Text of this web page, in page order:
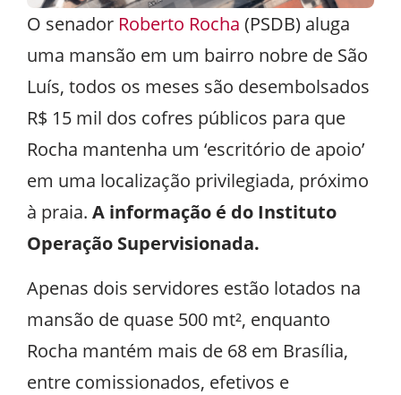
O senador Roberto Rocha (PSDB) aluga
uma mansão em um bairro nobre de São
Luís, todos os meses são desembolsados
R$ 15 mil dos cofres públicos para que
Rocha mantenha um ‘escritório de apoio’
em uma localização privilegiada, próximo
à praia. A informação é do Instituto
Operação Supervisionada.
Apenas dois servidores estão lotados na
mansão de quase 500 mt², enquanto
Rocha mantém mais de 68 em Brasília,
entre comissionados, efetivos e